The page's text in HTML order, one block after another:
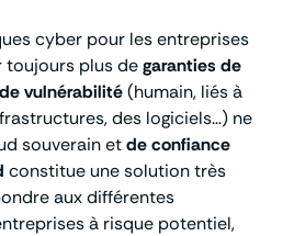
cyber pour les entreprises
toujours plus degaranties de
vulnérabilité(humain, liés à
des logiciels…) ne
souverain etde confiance
constitue une solution très
aux différentes
à risque potentiel,